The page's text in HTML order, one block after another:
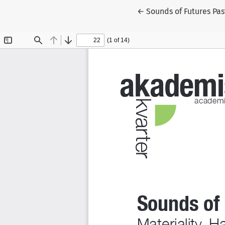
← Tilbage til
Sounds of Futures